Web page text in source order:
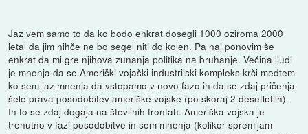
Jaz vem samo to da ko bodo enkrat dosegli 1000 oziroma 2000
letal da jim nihče ne bo segel niti do kolen. Pa naj ponovim še
enkrat da mi gre njihova zunanja politika na bruhanje. Večina ljudi
je mnenja da se Ameriški vojaški industrijski kompleks krči medtem
ko sem jaz mnenja da vstopamo v novo fazo in da se zdaj pričenja
šele prava posodobitev ameriške vojske (po skoraj 2 desetletjih).
In to se zdaj dogaja na številnih frontah. Ameriška vojska je
trenutno v fazi posodobitve in sem mnenja (kolikor spremljam